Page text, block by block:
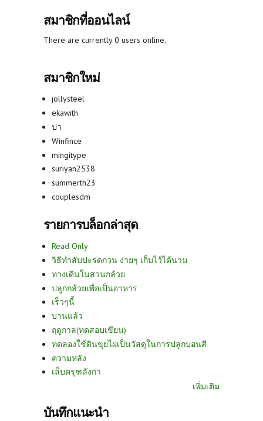
สมาชิกที่ออนไลน์
There are currently 0 users online.
สมาชิกใหม่
jollysteel
ekawith
ปา
Winfince
mingitype
suriyan2538
summerth23
couplesdm
รายการบล็อกล่าสุด
Read Only
วิธีทำสับปะรดกวน ง่ายๆ เก็บไว้ได้นาน
ทางเดินในสวนกล้วย
ปลูกกล้วยเพื่อเป็นอาหาร
เร็วๆนี้
บานแล้ว
ฤดูกาล(ทดสอบเขียน)
ทดลองใช้ดินขุยไผ่เป็นวัสดุในการปลูกบอนสี
ความหลัง
เล็บครุฑลังกา
เพิ่มเติม
บันทึกแนะนำ